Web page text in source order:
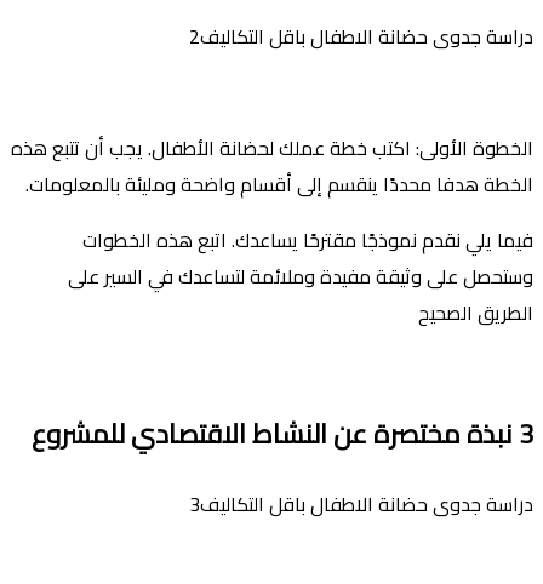
دراسة جدوى حضانة الاطفال باقل التكاليف2
الخطوة الأولى: اكتب خطة عملك لحضانة الأطفال. يجب أن تتبع هذه
الخطة هدفا محددًا ينقسم إلى أقسام واضحة ومليئة بالمعلومات.
فيما يلي نقدم نموذجًا مقترحًا يساعدك. اتبع هذه الخطوات
وستحصل على وثيقة مفيدة وملائمة لتساعدك في السير على
الطريق الصحيح
3نبذة مختصرة عن النشاط الاقتصادي للمشروع
دراسة جدوى حضانة الاطفال باقل التكاليف3